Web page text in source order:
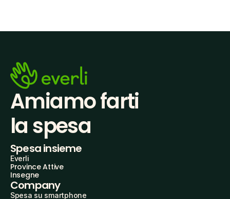
Amiamo farti
la spesa
Spesa insieme
Everli
Province Attive
Insegne
Company
Spesa su smartphone